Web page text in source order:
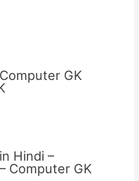
GK
Hindi –
Computer GK